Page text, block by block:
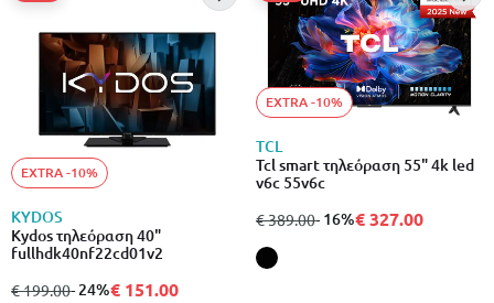
EXTRA -10%
KYDOS
Kydos τηλεόραση 40"
fullhdk40nf22cd01v2
από
€ 199.00σε
- 24%€ 151.00
EXTRA -10%
TCL
Tcl smart τηλεόραση 55" 4k led
v6c 55v6c
από
€ 389.00σε
- 16%€ 327.00